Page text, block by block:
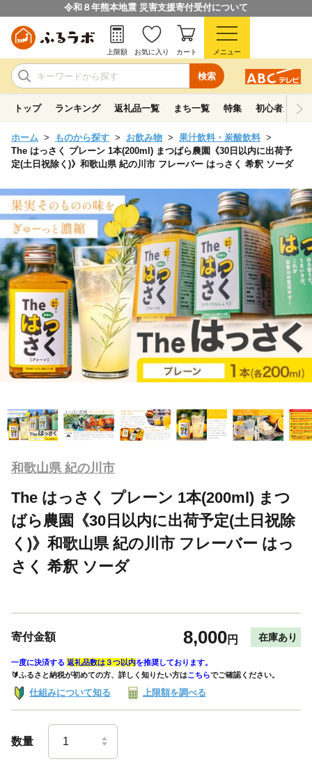
令和８年熊本地震 災害支援寄付受付について
検索
上限額 お気に入り カート メニュー
トップ ランキング 返礼品一覧 まち一覧 特集 初心者ガイド
ホーム ものから探す お飲み物
果汁飲料・炭酸飲料
The はっさく プレーン 1本(200ml) まつばら農園《30日以内に出荷予
定(土日祝除く)》和歌山県 紀の川市 フレーバー はっさく 希釈 ソーダ
和歌山県 紀の川市
The はっさく プレーン 1本(200ml) まつ
ばら農園《30日以内に出荷予定(土日祝除
く)》和歌山県 紀の川市 フレーバー はっ
さく 希釈 ソーダ
寄付金額 8,000円 在庫あり
一度に決済する 返礼品数は３つ以内を推奨しております。
🔰ふるさと納税が初めての方、詳しく知りたい方はこちらでご確認ください。
仕組みについて知る 上限額を調べる
数量